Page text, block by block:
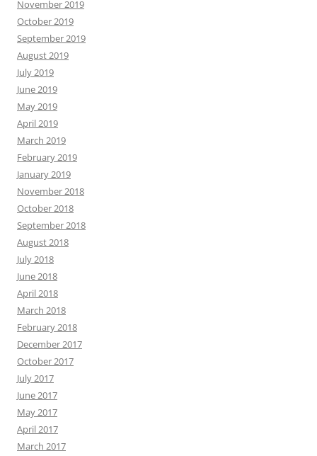
November 2019
October 2019
September 2019
August 2019
July 2019
June 2019
May 2019
April 2019
March 2019
February 2019
January 2019
November 2018
October 2018
September 2018
August 2018
July 2018
June 2018
April 2018
March 2018
February 2018
December 2017
October 2017
July 2017
June 2017
May 2017
April 2017
March 2017